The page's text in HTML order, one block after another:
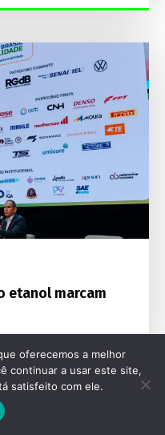
etanol marcam
oferecemos a melhor
continuar a usar este site,
satisfeito com ele.